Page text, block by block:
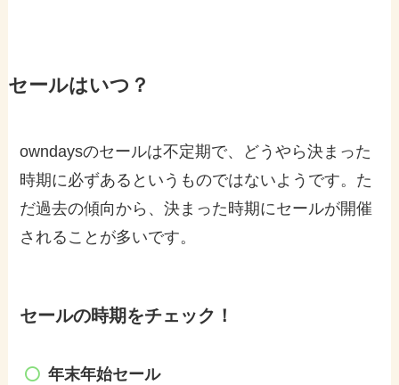
セールはいつ？
owndaysのセールは不定期で、どうやら決まった
時期に必ずあるというものではないようです。た
だ過去の傾向から、決まった時期にセールが開催
されることが多いです。
セールの時期をチェック！
年末年始セール